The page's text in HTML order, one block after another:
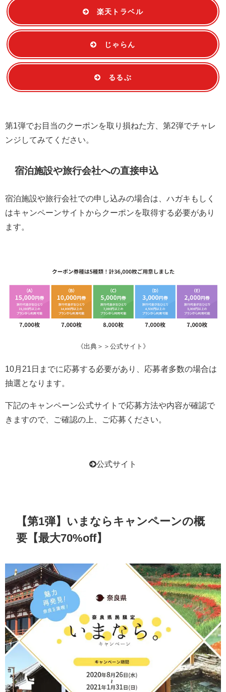
楽天トラベル
じゃらん
るるぶ
第1弾でお目当のクーポンを取り損ねた方、第2弾でチャレ
ンジしてみてください。
宿泊施設や旅行会社への直接申込
宿泊施設や旅行会社での申し込みの場合は、ハガキもしく
はキャンペーンサイトからクーポンを取得する必要があり
ます。
《出典＞＞公式サイト》
10月21日までに応募する必要があり、応募者多数の場合は
抽選となります。
下記のキャンペーン公式サイトで応募方法や内容が確認で
きますので、ご確認の上、ご応募ください。
公式サイト
【第1弾】いまならキャンペーンの概
要【最大70%off】